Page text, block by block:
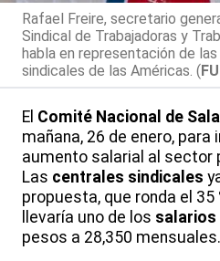
Rafael Freire, secretario
Sindical de Trabajadoras y
habla en representación de
sindicales de las Américas. (
El Comité Nacional de
mañana, 26 de enero, para
aumento salarial al sector
Las centrales sindicales
propuesta, que ronda el
llevaría uno de los salarios
pesos a 28,350 mensuales.